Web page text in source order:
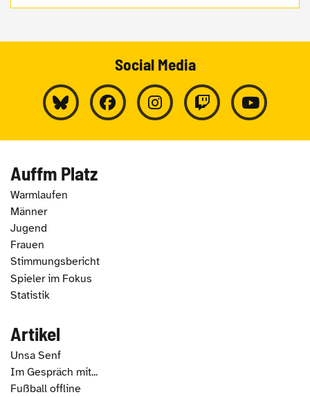
Social Media
Auffm Platz
Warmlaufen
Männer
Jugend
Frauen
Stimmungsbericht
Spieler im Fokus
Statistik
Artikel
Unsa Senf
Im Gespräch mit...
Fußball offline